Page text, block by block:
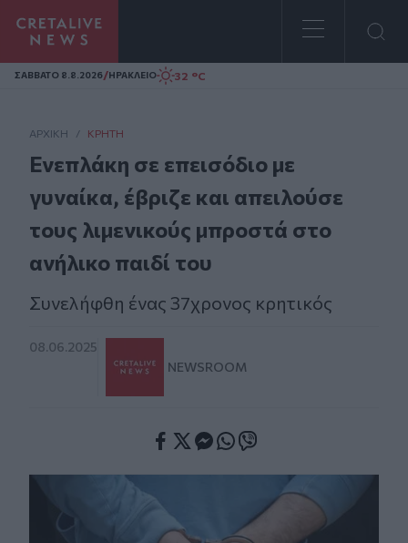
Homepage
ΣAΒΒΑΤΟ 8.8.2026/ΗΡΑΚΛΕΙΟ 32 °C
ΑΡΧΙΚΗ / ΚΡΉΤΗ
Ενεπλάκη σε επεισόδιο με
γυναίκα, έβριζε και απειλούσε
τους λιμενικούς μπροστά στο
ανήλικο παιδί του
Συνελήφθη ένας 37χρονος κρητικός
08.06.2025
NEWSROOM